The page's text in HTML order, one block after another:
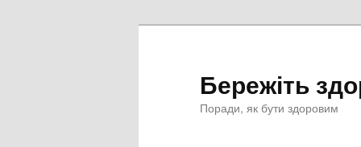
Бережіть
Поради, як бути здоровим